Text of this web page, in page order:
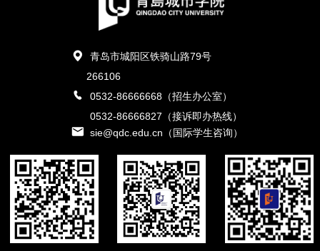
青岛市城阳区铁骑山路79号
266106
0532-86666668（招生办公室）
0532-86666827（接诉即办热线）
sie@qdc.edu.cn（国际学生咨询）